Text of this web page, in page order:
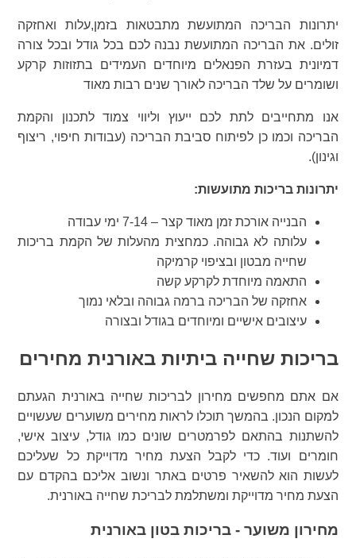
יתרונות הבריכה המתועשת מתבטאות בזמן,עלות ואחזקה
זולים. את הבריכה המתועשת נבנה לכם בכל גודל ובכל צורה
דמיונית בעזרת הפנאלים מיוחדים העמידים בתזוזות קרקע
ושומרים על שלד הבריכה לאורך שנים רבות מאוד
אנו מתחייבים לתת לכם ייעוץ וליווי צמוד לתכנון והקמת
הבריכה וכמו כן לפיתוח סביבת הבריכה (עבודות חיפוי, ריצוף
וגינון).
יתרונות בריכות מתועשות:
הבנייה אורכת זמן מאוד קצר – 7-14 ימי עבודה
עלותה לא גבוהה. כמחצית מהעלות של הקמת בריכות
שחייה מבטון ובציפוי קרמיקה
התאמה מיוחדת לקרקע קשה
אחזקה של הבריכה ברמה גבוהה ובלאי נמוך
עיצובים אישיים ומיוחדים בגודל ובצורה
בריכות שחייה ביתיות באורנית מחירים
אם אתם מחפשים מחירון לבריכות שחייה באורנית הגעתם
למקום הנכון. בהמשך תוכלו לראות מחירים משוערים שעשויים
להשתנות בהתאם לפרמטרים שונים כמו גודל, עיצוב אישי,
חומרים ועוד. כדי לקבל הצעת מחיר מדוייקת כל שעליכם
לעשות הוא להשאיר פרטים באתר ונשוב אליכם בהקדם עם
הצעת מחיר מדוייקת ומשתלמת לבריכת שחייה באורנית.
מחירון משוער - בריכות בטון באורנית